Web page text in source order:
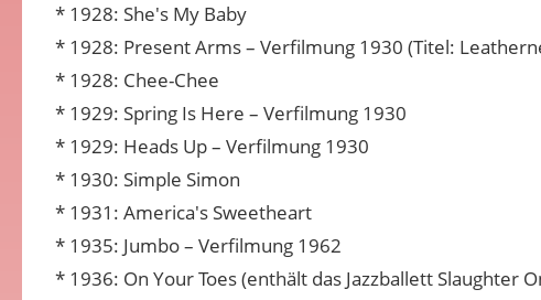
* 1928: She's My Baby
* 1928: Present Arms – Verfilmung 1930 (Titel:
* 1928: Chee-Chee
* 1929: Spring Is Here – Verfilmung 1930
* 1929: Heads Up – Verfilmung 1930
* 1930: Simple Simon
* 1931: America's Sweetheart
* 1935: Jumbo – Verfilmung 1962
* 1936: On Your Toes (enthält das Jazzballett Slaughter